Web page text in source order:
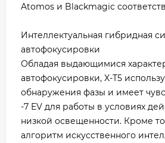
Atomos и Blackmagic
Интеллектуальная гибридная
автофокусировки
Обладая выдающимися
автофокусировки, X-T5
обнаружения фазы и имеет
-7 EV для работы в условиях
низкой освещенности. Кроме
алгоритм искусственного